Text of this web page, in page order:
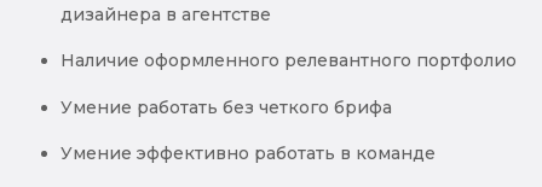
дизайнера в агентстве
Наличие оформленного релевантного портфолио
Умение работать без четкого брифа
Умение эффективно работать в команде